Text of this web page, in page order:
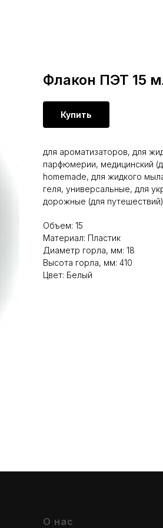
Флакон ПЭТ 15
Купить
для ароматизаторов, для
парфюмерии, медицинский
homemade, для жидкого
геля, универсальные, для
дорожные (для
Объем: 15
Материал: Пластик
Диаметр горла, мм: 18
Высота горла, мм: 410
Цвет: Белый
О нас